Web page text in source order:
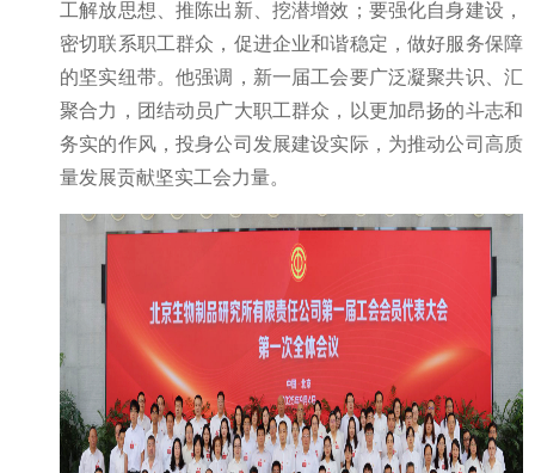
工解放思想、推陈出新、挖潜增效；要强化自身建设，
密切联系职工群众，促进企业和谐稳定，做好服务保障
的坚实纽带。他强调，新一届工会要广泛凝聚共识、汇
聚合力，团结动员广大职工群众，以更加昂扬的斗志和
务实的作风，投身公司发展建设实际，为推动公司高质
量发展贡献坚实工会力量。